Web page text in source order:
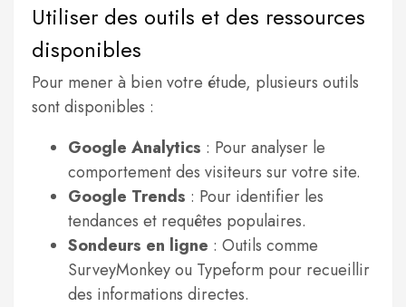
Utiliser des outils et des ressources
disponibles
Pour mener à bien votre étude, plusieurs outils
sont disponibles :
Google Analytics : Pour analyser le
comportement des visiteurs sur votre site.
Google Trends : Pour identifier les
tendances et requêtes populaires.
Sondeurs en ligne : Outils comme
SurveyMonkey ou Typeform pour recueillir
des informations directes.